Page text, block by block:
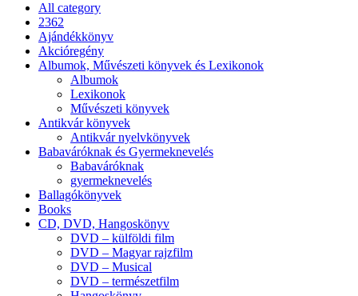
All category
2362
Ajándékkönyv
Akcióregény
Albumok, Művészeti könyvek és Lexikonok
Albumok
Lexikonok
Művészeti könyvek
Antikvár könyvek
Antikvár nyelvkönyvek
Babaváróknak és Gyermeknevelés
Babaváróknak
gyermeknevelés
Ballagókönyvek
Books
CD, DVD, Hangoskönyv
DVD – külföldi film
DVD – Magyar rajzfilm
DVD – Musical
DVD – természetfilm